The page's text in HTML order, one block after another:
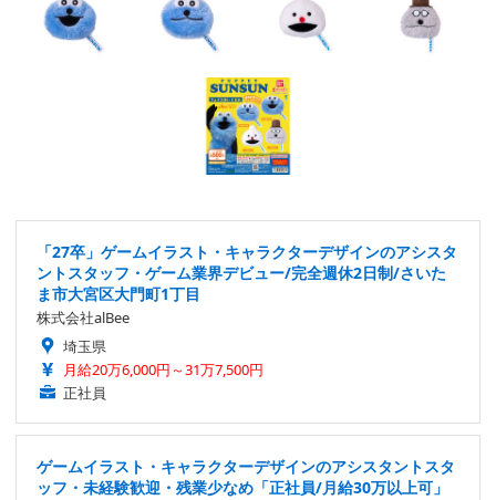
「27卒」ゲームイラスト・キャラクターデザインのアシスタ
ントスタッフ・ゲーム業界デビュー/完全週休2日制/さいた
ま市大宮区大門町1丁目
株式会社alBee
埼玉県
月給20万6,000円～31万7,500円
正社員
ゲームイラスト・キャラクターデザインのアシスタントスタ
ッフ・未経験歓迎・残業少なめ「正社員/月給30万以上可」